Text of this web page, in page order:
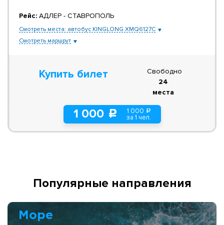
Рейс: АДЛЕР - СТАВРОПОЛЬ
Смотреть места: автобус KINGLONG XMQ6127C
Смотреть маршрут
Купить билет
1 000 c 1 000 a
за 1 чел.
Свободно
24
места
Популярные направления
Море